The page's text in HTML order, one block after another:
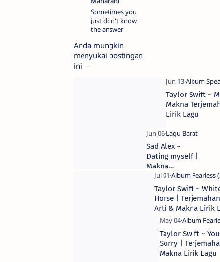
Sometimes you
just don't know
the answer
Anda mungkin
menyukai postingan
ini
Taylor Swift ~
Makna
Lirik Lagu
Sad Alex ~
Dating myself ​|
Makna
Terjemahan
Arti Lirik Lagu
Taylor Swift ~
Horse |
Arti & Makna Lirik
Taylor Swift ~
Sorry |
Makna Lirik Lagu